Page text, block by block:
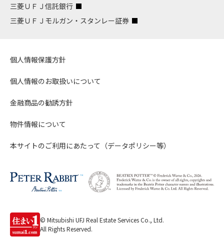
三菱ＵＦＪ信託銀行
三菱ＵＦＪモルガン・スタンレー証券
個人情報保護方針
個人情報のお取扱いについて
金融商品の勧誘方針
物件情報について
本サイトのご利用にあたって（データポリシー等）
© Mitsubishi UFJ Real Estate Services Co., Ltd.
All Rights Reserved.